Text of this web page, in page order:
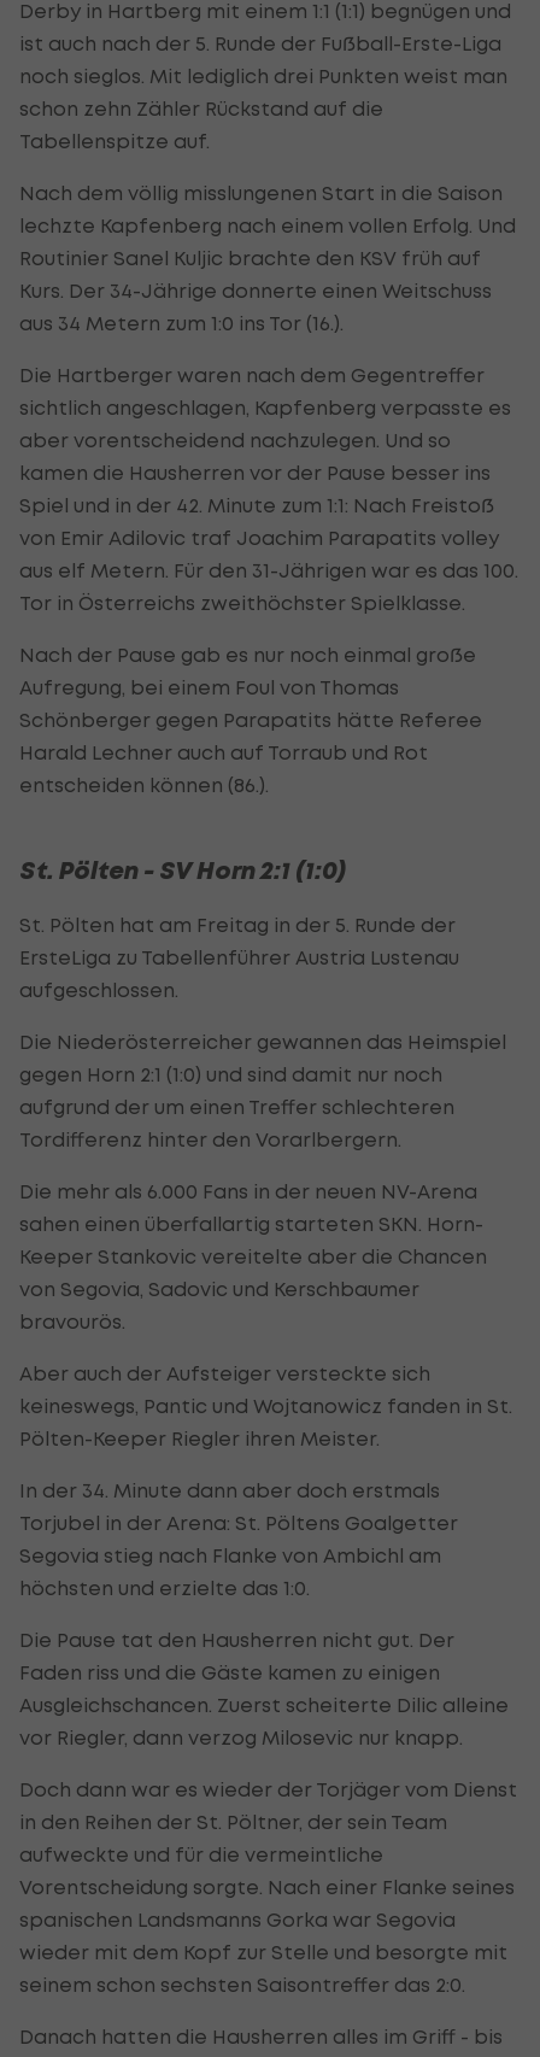
Derby in Hartberg mit einem 1:1 (1:1) begnügen und
ist auch nach der 5. Runde der Fußball-Erste-Liga
noch sieglos. Mit lediglich drei Punkten weist man
schon zehn Zähler Rückstand auf die
Tabellenspitze auf.
Nach dem völlig misslungenen Start in die Saison
lechzte Kapfenberg nach einem vollen Erfolg. Und
Routinier Sanel Kuljic brachte den KSV früh auf
Kurs. Der 34-Jährige donnerte einen Weitschuss
aus 34 Metern zum 1:0 ins Tor (16.).
Die Hartberger waren nach dem Gegentreffer
sichtlich angeschlagen, Kapfenberg verpasste es
aber vorentscheidend nachzulegen. Und so
kamen die Hausherren vor der Pause besser ins
Spiel und in der 42. Minute zum 1:1: Nach Freistoß
von Emir Adilovic traf Joachim Parapatits volley
aus elf Metern. Für den 31-Jährigen war es das 100.
Tor in Österreichs zweithöchster Spielklasse.
Nach der Pause gab es nur noch einmal große
Aufregung, bei einem Foul von Thomas
Schönberger gegen Parapatits hätte Referee
Harald Lechner auch auf Torraub und Rot
entscheiden können (86.).
St. Pölten - SV Horn 2:1 (1:0)
St. Pölten hat am Freitag in der 5. Runde der
ErsteLiga zu Tabellenführer Austria Lustenau
aufgeschlossen.
Die Niederösterreicher gewannen das Heimspiel
gegen Horn 2:1 (1:0) und sind damit nur noch
aufgrund der um einen Treffer schlechteren
Tordifferenz hinter den Vorarlbergern.
Die mehr als 6.000 Fans in der neuen NV-Arena
sahen einen überfallartig starteten SKN. Horn-
Keeper Stankovic vereitelte aber die Chancen
von Segovia, Sadovic und Kerschbaumer
bravourös.
Aber auch der Aufsteiger versteckte sich
keineswegs, Pantic und Wojtanowicz fanden in St.
Pölten-Keeper Riegler ihren Meister.
In der 34. Minute dann aber doch erstmals
Torjubel in der Arena: St. Pöltens Goalgetter
Segovia stieg nach Flanke von Ambichl am
höchsten und erzielte das 1:0.
Die Pause tat den Hausherren nicht gut. Der
Faden riss und die Gäste kamen zu einigen
Ausgleichschancen. Zuerst scheiterte Dilic alleine
vor Riegler, dann verzog Milosevic nur knapp.
Doch dann war es wieder der Torjäger vom Dienst
in den Reihen der St. Pöltner, der sein Team
aufweckte und für die vermeintliche
Vorentscheidung sorgte. Nach einer Flanke seines
spanischen Landsmanns Gorka war Segovia
wieder mit dem Kopf zur Stelle und besorgte mit
seinem schon sechsten Saisontreffer das 2:0.
Danach hatten die Hausherren alles im Griff - bis